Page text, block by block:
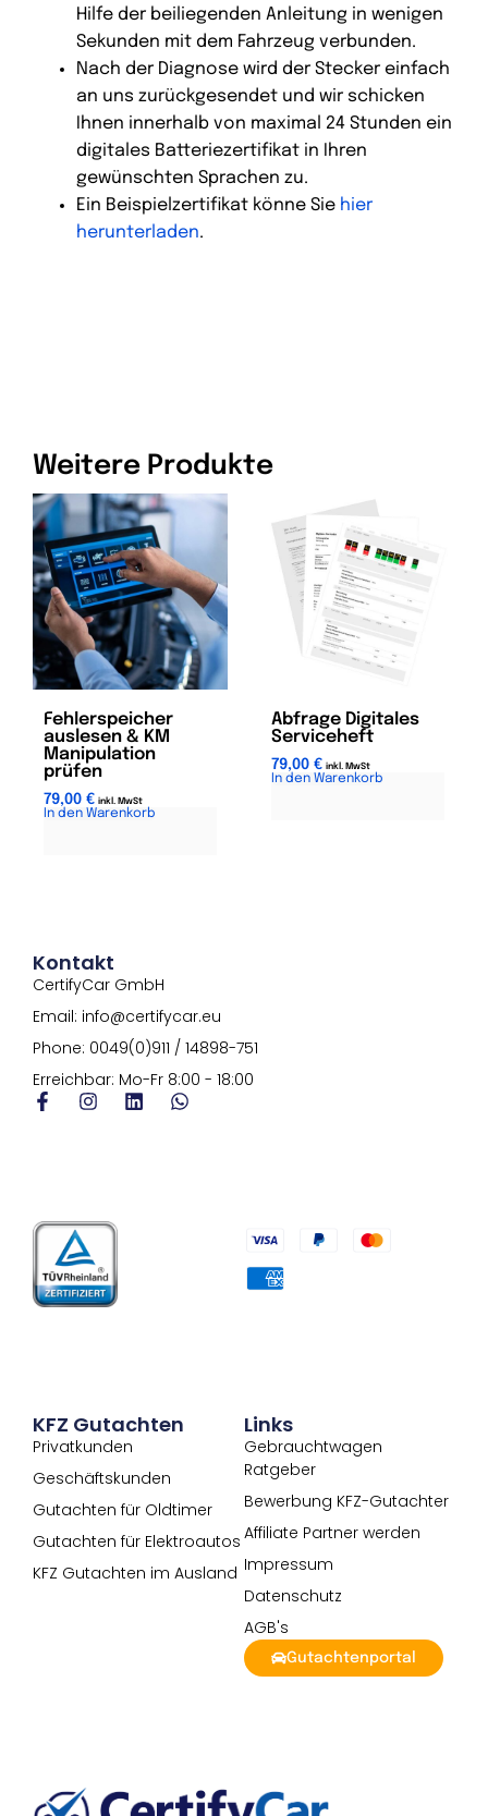
Hilfe der beiliegenden Anleitung in wenigen
Sekunden mit dem Fahrzeug verbunden.
Nach der Diagnose wird der Stecker einfach
an uns zurückgesendet und wir schicken
Ihnen innerhalb von maximal 24 Stunden ein
digitales Batteriezertifikat in Ihren
gewünschten Sprachen zu.
Ein Beispielzertifikat könne Sie hier
herunterladen.
Weitere Produkte
Fehlerspeicher
auslesen & KM
Manipulation
prüfen
79,00 € inkl. MwSt
In den Warenkorb
v
:
Abfrage Digitales
Serviceheft
79,00 € inkl. MwSt
In den Warenkorb
Links
Gebrauchtwagen
Ratgeber
Bewerbung KFZ-Gutachter
Affiliate Partner werden
Impressum
Datenschutz
AGB's
Gutachtenportal
KFZ Gutachten
Privatkunden
Geschäftskunden
Gutachten für Oldtimer
Gutachten für Elektroautos
KFZ Gutachten im Ausland
Kontakt
CertifyCar GmbH
Email: info@certifycar.eu
Phone: 0049(0)911 / 14898-751
Erreichbar: Mo-Fr 8:00 - 18:00